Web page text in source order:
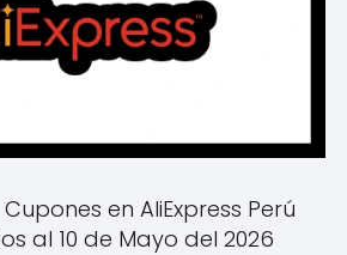
Cupones en AliExpress Perú
al 10 de Mayo del 2026